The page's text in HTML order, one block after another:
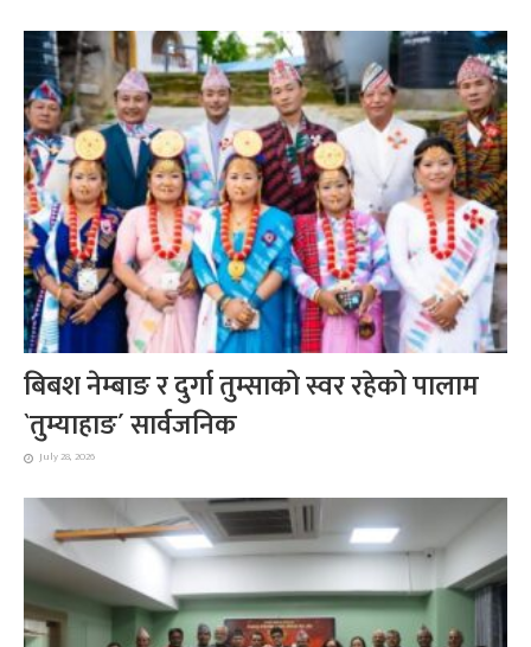
बिबश नेम्बाङ र दुर्गा तुम्साको स्वर रहेको पालाम
`तुम्याहाङ´ सार्वजनिक
July 28, 2026